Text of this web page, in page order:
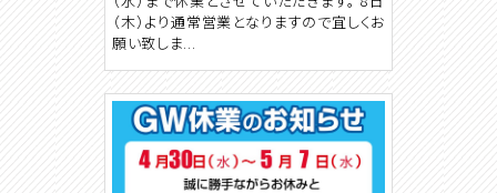
（木）より通常営業となりますので宜しくお
願い致しま...